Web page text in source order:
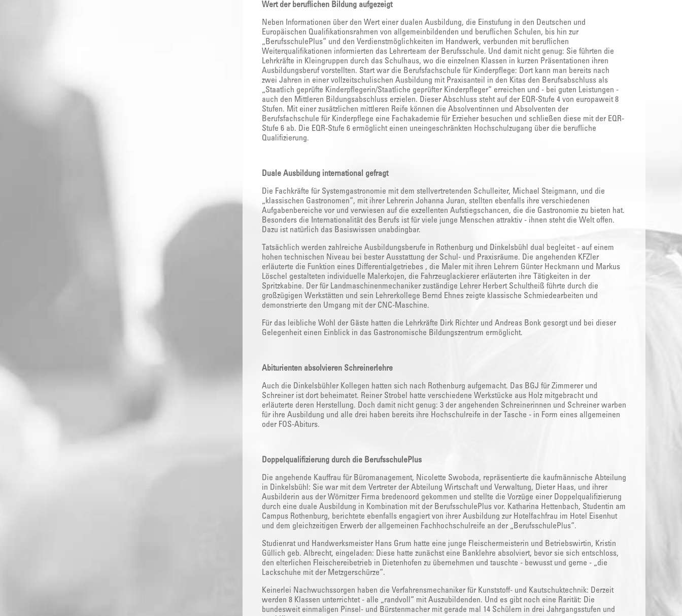
Wert der beruflichen Bildung aufgezeigt
Neben Informationen über den Wert einer dualen Ausbildung, die Einstufung in den Deutschen und
Europäischen Qualifikationsrahmen von allgemeinbildenden und beruflichen Schulen, bis hin zur
„BerufsschulePlus“ und den Verdienstmöglichkeiten im Handwerk, verbunden mit beruflichen
Weiterqualifikationen informierten das Lehrerteam der Berufsschule. Und damit nicht genug: Sie führten die
Lehrkräfte in Kleingruppen durch das Schulhaus, wo die einzelnen Klassen in kurzen Präsentationen ihren
Ausbildungsberuf vorstellten. Start war die Berufsfachschule für Kinderpflege: Dort kann man bereits nach
zwei Jahren in einer vollzeitschulischen Ausbildung mit Praxisanteil in den Kitas den Berufsabschluss als
„Staatlich geprüfte Kinderpflegerin/Staatliche geprüfter Kinderpfleger“ erreichen und - bei guten Leistungen -
auch den Mittleren Bildungsabschluss erzielen. Dieser Abschluss steht auf der EQR-Stufe 4 von europaweit 8
Stufen. Mit einer zusätzlichen mittleren Reife können die Absolventinnen und Absolventen der
Berufsfachschule für Kinderpflege eine Fachakademie für Erzieher besuchen und schließen diese mit der EQR-
Stufe 6 ab. Die EQR-Stufe 6 ermöglicht einen uneingeschränkten Hochschulzugang über die berufliche
Qualifizierung.
Duale Ausbildung international gefragt
Die Fachkräfte für Systemgastronomie mit dem stellvertretenden Schulleiter, Michael Steigmann, und die
„klassischen Gastronomen“, mit ihrer Lehrerin Johanna Juran, stellten ebenfalls ihre verschiedenen
Aufgabenbereiche vor und verwiesen auf die exzellenten Aufstiegschancen, die die Gastronomie zu bieten hat.
Besonders die Internationalität des Berufs ist für viele junge Menschen attraktiv - ihnen steht die Welt offen.
Dazu ist natürlich das Basiswissen unabdingbar.
Tatsächlich werden zahlreiche Ausbildungsberufe in Rothenburg und Dinkelsbühl dual begleitet - auf einem
hohen technischen Niveau bei bester Ausstattung der Schul- und Praxisräume. Die angehenden KFZler
erläuterte die Funktion eines Differentialgetriebes , die Maler mit ihren Lehrern Günter Heckmann und Markus
Löschel gestalteten individuelle Malerkojen, die Fahrzeuglackierer erläuterten ihre Tätigkeiten in der
Spritzkabine. Der für Landmaschinenmechaniker zuständige Lehrer Herbert Schultheiß führte durch die
großzügigen Werkstätten und sein Lehrerkollege Bernd Ehnes zeigte klassische Schmiedearbeiten und
demonstrierte den Umgang mit der CNC-Maschine.
Für das leibliche Wohl der Gäste hatten die Lehrkräfte Dirk Richter und Andreas Bonk gesorgt und bei dieser
Gelegenheit einen Einblick in das Gastronomische Bildungszentrum ermöglicht.
Abiturienten absolvieren Schreinerlehre
Auch die Dinkelsbühler Kollegen hatten sich nach Rothenburg aufgemacht. Das BGJ für Zimmerer und
Schreiner ist dort beheimatet. Reiner Strobel hatte verschiedene Werkstücke aus Holz mitgebracht und
erläuterte deren Herstellung. Doch damit nicht genug: 3 der angehenden Schreinerinnen und Schreiner warben
für ihre Ausbildung und alle drei haben bereits ihre Hochschulreife in der Tasche - in Form eines allgemeinen
oder FOS-Abiturs.
Doppelqualifizierung durch die BerufsschulePlus
Die angehende Kauffrau für Büromanagement, Nicolette Swoboda, repräsentierte die kaufmännische Abteilung
in Dinkelsbühl: Sie war mit dem Vertreter der Abteilung Wirtschaft und Verwaltung, Dieter Haas, und ihrer
Ausbilderin aus der Wörnitzer Firma bredenoord gekommen und stellte die Vorzüge einer Doppelqualifizierung
durch eine duale Ausbildung in Kombination mit der BerufsschulePlus vor. Katharina Hettenbach, Studentin am
Campus Rothenburg, berichtete ebenfalls engagiert von ihrer Ausbildung zur Hotelfachfrau im Hotel Eisenhut
und dem gleichzeitigen Erwerb der allgemeinen Fachhochschulreife an der „BerufsschulePlus“.
Studienrat und Handwerksmeister Hans Grum hatte eine junge Fleischermeisterin und Betriebswirtin, Kristin
Güllich geb. Albrecht, eingeladen: Diese hatte zunächst eine Banklehre absolviert, bevor sie sich entschloss,
den elterlichen Fleischereibetrieb in Dietenhofen zu übernehmen und tauschte - bewusst und gerne - „die
Lackschuhe mit der Metzgerschürze“.
Keinerlei Nachwuchssorgen haben die Verfahrensmechaniker für Kunststoff- und Kautschuktechnik: Derzeit
werden 8 Klassen unterrichtet - alle „randvoll“ mit Auszubildenden. Und es gibt noch eine Rarität: Die
bundesweit einmaligen Pinsel- und Bürstenmacher mit gerade mal 14 Schülern in drei Jahrgangsstufen und